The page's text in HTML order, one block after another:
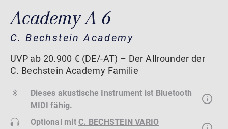
Academy A 6
C. Bechstein Academy
UVP ab 20.900 € (DE/-AT) – Der Allrounder der
C. Bechstein Academy Familie
Dieses akustische Instrument ist Bluetooth
MIDI fähig.
Optional mitC. BECHSTEIN VARIO